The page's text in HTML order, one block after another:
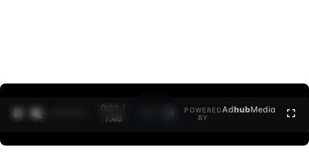
0:12 /
1:40
POWERED
BY
AdhubMedia